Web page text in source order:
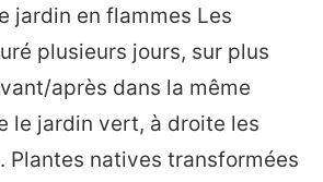
jardin en flammes Les
plusieurs jours, sur plus
après dans la même
le jardin vert, à droite les
Plantes natives transformées